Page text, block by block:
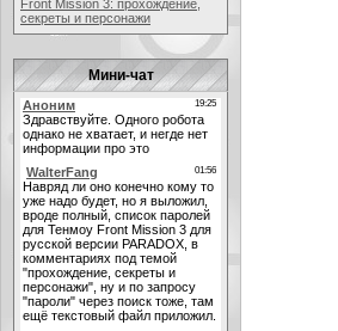
Front Mission 3: прохождение,
секреты и персонажи
Мини-чат